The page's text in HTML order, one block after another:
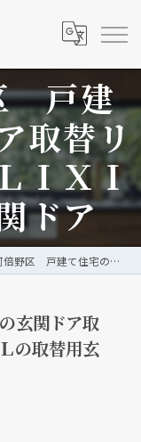
戸建
取替リ
ＩＸＩ
ドア
宅の玄関ドア取替リフォーム工事 ＬＩＸＩＬの取替用玄関ドア
玄関ドア取
の取替用玄